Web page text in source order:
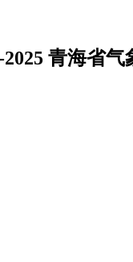
2025 青海省